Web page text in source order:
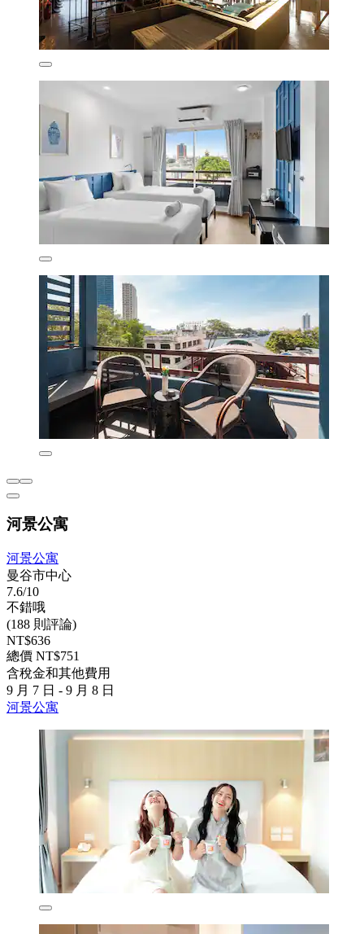
河景公寓
河景公寓
曼谷市中心
7.6/10
不錯哦
(188 則評論)
NT$636
總價 NT$751
含稅金和其他費用
9 月 7 日 - 9 月 8 日
河景公寓